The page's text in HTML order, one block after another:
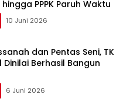
10 Juni 2026
dan Pentas Seni, TK
Dinilai Berhasil Bangun
6 Juni 2026